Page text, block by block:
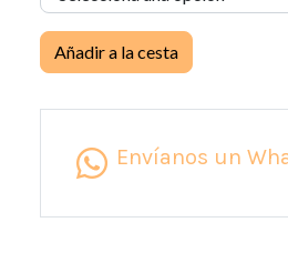
Añadir a la cesta
Envíanos un